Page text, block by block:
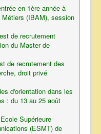
en 1ère année à
(IBAM), session
de recrutement
du Master de
de recrutement des
droit privé
d'orientation dans les
: du 13 au 25 août
Supérieure
(ESMT) de